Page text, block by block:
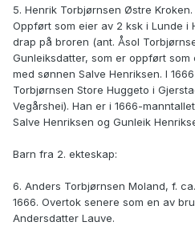
5. Henrik Torbjørnsen Østre
Oppført som eier av 2 ksk i Lunde i
drap på broren (ant. Åsol
Gunleiksdatter, som er oppført
med sønnen Salve Henriksen. I
Torbjørnsen Store Huggeto i
Vegårshei). Han er i 1666-
Salve Henriksen og Gunleik
Barn fra 2. ekteskap:
6. Anders Torbjørnsen Moland, f.
1666. Overtok senere som en av
Andersdatter Lauve.